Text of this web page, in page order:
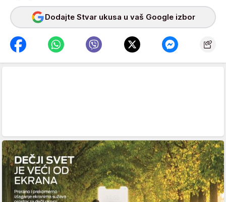
Dodajte Stvar ukusa u vaš Google izbor